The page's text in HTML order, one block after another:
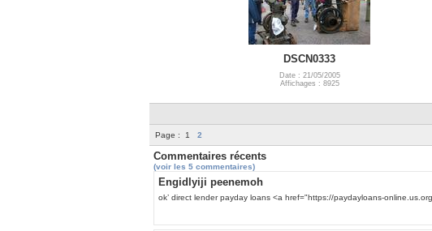
DSCN0333
Date : 21/05/2005
Affichages : 8925
Page : 1 2
Commentaires récents
(voir les 5 commentaires)
Engidlyiji peenemoh
ok’ direct lender payday loans <a href="https://paydayloans-